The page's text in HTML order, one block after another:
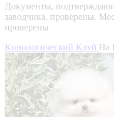
Документы,
заводчика, проверены.
проверены
Кинологический Клуб На